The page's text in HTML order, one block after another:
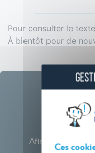
Pour consulter le
À bientôt pour de
Afin de rester à
Ces